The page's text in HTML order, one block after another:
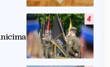
4